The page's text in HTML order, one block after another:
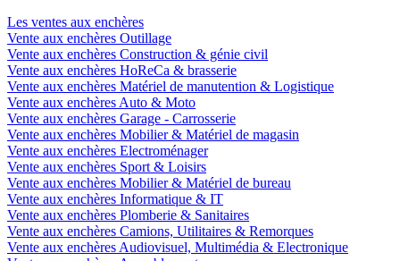
Les ventes aux enchères
Vente aux enchères Outillage
Vente aux enchères Construction & génie civil
Vente aux enchères HoReCa & brasserie
Vente aux enchères Matériel de manutention & Logistique
Vente aux enchères Auto & Moto
Vente aux enchères Garage - Carrosserie
Vente aux enchères Mobilier & Matériel de magasin
Vente aux enchères Electroménager
Vente aux enchères Sport & Loisirs
Vente aux enchères Mobilier & Matériel de bureau
Vente aux enchères Informatique & IT
Vente aux enchères Plomberie & Sanitaires
Vente aux enchères Camions, Utilitaires & Remorques
Vente aux enchères Audiovisuel, Multimédia & Electronique